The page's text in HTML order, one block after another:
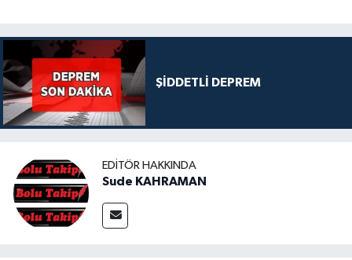
ŞİDDETLİ DEPREM
EDITÖR HAKKINDA
Sude KAHRAMAN